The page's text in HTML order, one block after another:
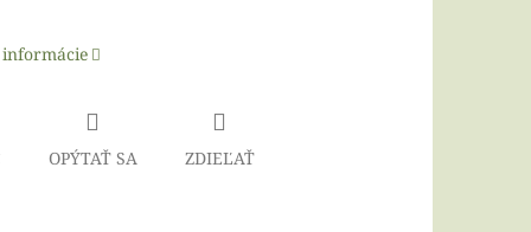
OPÝTAŤ SA ZDIEĽAŤ